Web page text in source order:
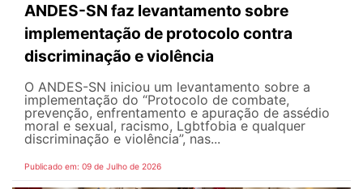
ANDES-SN faz levantamento sobre
implementação de protocolo contra
discriminação e violência
O ANDES-SN iniciou um levantamento sobre a
implementação do “Protocolo de combate,
prevenção, enfrentamento e apuração de assédio
moral e sexual, racismo, Lgbtfobia e qualquer
discriminação e violência”, nas...
Publicado em: 09 de Julho de 2026